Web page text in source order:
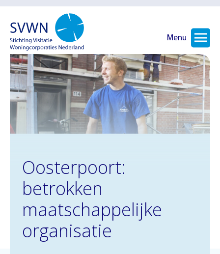
Menu
Oosterpoort:
betrokken
maatschappelijke
organisatie